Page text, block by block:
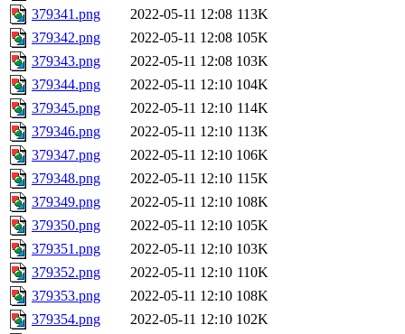
379341.png
2022-05-11 12:08 113K
379342.png
2022-05-11 12:08 105K
379343.png
2022-05-11 12:08 103K
379344.png
2022-05-11 12:10 104K
379345.png
2022-05-11 12:10 114K
379346.png
2022-05-11 12:10 113K
379347.png
2022-05-11 12:10 106K
379348.png
2022-05-11 12:10 115K
379349.png
2022-05-11 12:10 108K
379350.png
2022-05-11 12:10 105K
379351.png
2022-05-11 12:10 103K
379352.png
2022-05-11 12:10 110K
379353.png
2022-05-11 12:10 108K
379354.png
2022-05-11 12:10 102K